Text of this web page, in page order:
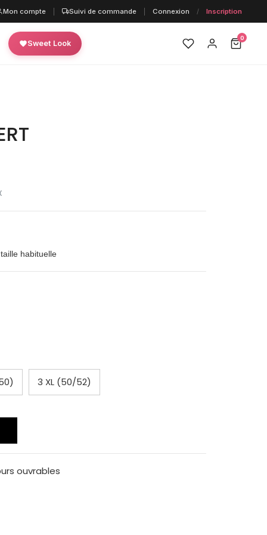
Mon compte Suivi de commande Connexion / Inscription
Sweet Look
0
habituelle
3 XL (50/52)
ouvrables